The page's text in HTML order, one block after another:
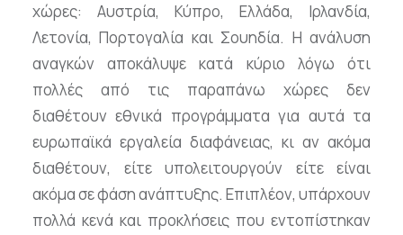
χώρες: Αυστρία, Κύπρο, Ελλάδα, Ιρλανδία,
Λετονία, Πορτογαλία και Σουηδία. Η ανάλυση
αναγκών αποκάλυψε κατά κύριο λόγω ότι
πολλές από τις παραπάνω χώρες δεν
διαθέτουν εθνικά προγράμματα για αυτά τα
ευρωπαϊκά εργαλεία διαφάνειας, κι αν ακόμα
διαθέτουν, είτε υπολειτουργούν είτε είναι
ακόμα σε φάση ανάπτυξης. Επιπλέον, υπάρχουν
πολλά κενά και προκλήσεις που εντοπίστηκαν